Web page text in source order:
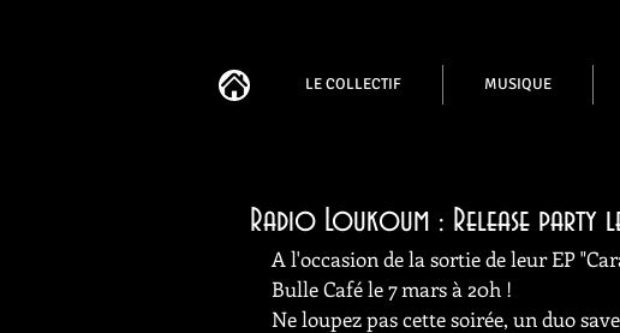
LE COLLECTIF MUSIQUE
Radio Loukoum : Release
A l'occasion de la sortie de leur EP
Bulle Café le 7 mars à 20h !
Ne loupez pas cette soirée, un duo